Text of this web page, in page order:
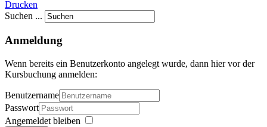
Drucken
Suchen ...
Anmeldung
Wenn bereits ein Benutzerkonto angelegt wurde, dann hier vor der
Kursbuchung anmelden:
Benutzername
Passwort
Angemeldet bleiben